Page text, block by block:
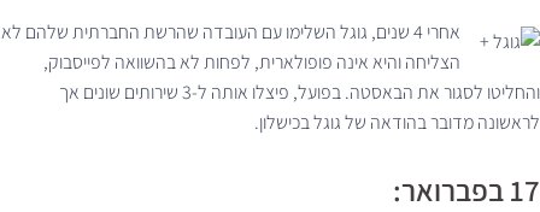
אחרי 4 שנים, גוגל השלימו עם העובדה שהרשת החברתית שלהם לא
הצליחה והיא אינה פופולארית, לפחות לא בהשוואה לפייסבוק,
והחליטו לסגור את הבאסטה. בפועל, פיצלו אותה ל-3 שירותים שונים אך
לראשונה מדובר בהודאה של גוגל בכישלון.
17 בפברואר: